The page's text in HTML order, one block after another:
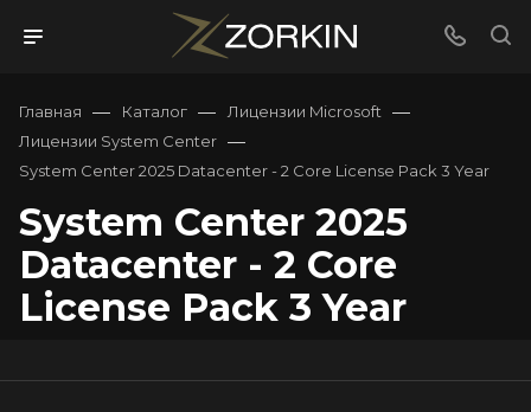
Главная — Каталог — Лицензии Microsoft —
Лицензии System Center —
System Center 2025 Datacenter - 2 Core License Pack 3 Year
System Center 2025
Datacenter - 2 Core
License Pack 3 Year